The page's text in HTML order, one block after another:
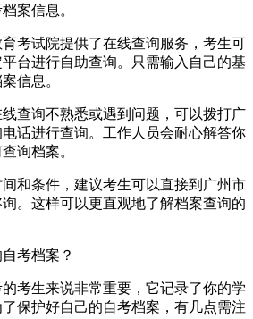
案信息。
考试院提供了在线查询服务，考生可
台进行自助查询。只需输入自己的基
信息。
查询不熟悉或遇到问题，可以拨打广
话进行查询。工作人员会耐心解答你
询档案。
和条件，建议考生可以直接到广州市
。这样可以更直观地了解档案查询的
考档案？
考生来说非常重要，它记录了你的学
保护好自己的自考档案，有几点需注